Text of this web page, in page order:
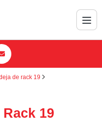
de rack 19
19